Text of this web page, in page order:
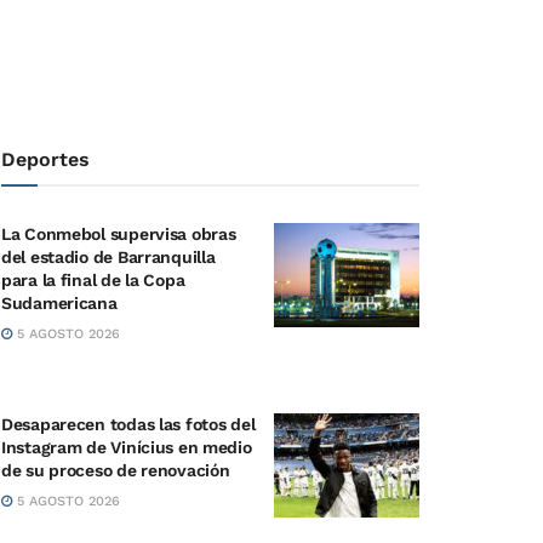
Deportes
La Conmebol supervisa obras
del estadio de Barranquilla
para la final de la Copa
Sudamericana
5 AGOSTO 2026
Desaparecen todas las fotos del
Instagram de Vinícius en medio
de su proceso de renovación
5 AGOSTO 2026